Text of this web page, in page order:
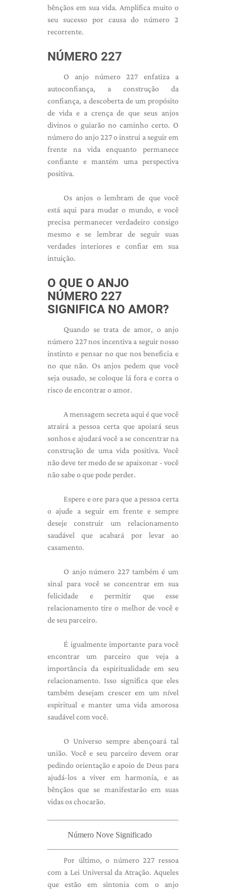
bênçãos em sua vida. Amplifica muito o
seu sucesso por causa do número 2
recorrente.
NÚMERO 227
O anjo número 227 enfatiza a
autoconfiança, a construção da
confiança, a descoberta de um propósito
de vida e a crença de que seus anjos
divinos o guiarão no caminho certo. O
número do anjo 227 o instrui a seguir em
frente na vida enquanto permanece
confiante e mantém uma perspectiva
positiva.
Os anjos o lembram de que você
está aqui para mudar o mundo, e você
precisa permanecer verdadeiro consigo
mesmo e se lembrar de seguir suas
verdades interiores e confiar em sua
intuição.
O QUE O ANJO
NÚMERO 227
SIGNIFICA NO AMOR?
Quando se trata de amor, o anjo
número 227 nos incentiva a seguir nosso
instinto e pensar no que nos beneficia e
no que não. Os anjos pedem que você
seja ousado, se coloque lá fora e corra o
risco de encontrar o amor.
A mensagem secreta aqui é que você
atrairá a pessoa certa que apoiará seus
sonhos e ajudará você a se concentrar na
construção de uma vida positiva. Você
não deve ter medo de se apaixonar - você
não sabe o que pode perder.
Espere e ore para que a pessoa certa
o ajude a seguir em frente e sempre
deseje construir um relacionamento
saudável que acabará por levar ao
casamento.
O anjo número 227 também é um
sinal para você se concentrar em sua
felicidade e permitir que esse
relacionamento tire o melhor de você e
de seu parceiro.
É igualmente importante para você
encontrar um parceiro que veja a
importância da espiritualidade em seu
relacionamento. Isso significa que eles
também desejam crescer em um nível
espiritual e manter uma vida amorosa
saudável com você.
O Universo sempre abençoará tal
união. Você e seu parceiro devem orar
pedindo orientação e apoio de Deus para
ajudá-los a viver em harmonia, e as
bênçãos que se manifestarão em suas
vidas os chocarão.
Número Nove Significado
Por último, o número 227 ressoa
com a Lei Universal da Atração. Aqueles
que estão em sintonia com o anjo